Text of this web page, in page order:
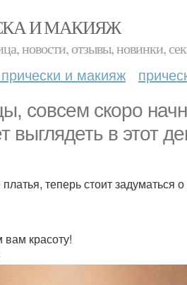
И МАКИЯЖ
новости, отзывы, новинки,
и макияж
совсем скоро
выглядеть в этот
теперь стоит задуматься
красоту!